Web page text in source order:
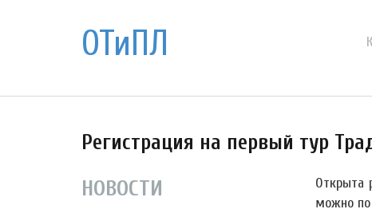
ОТиПЛ
Регистрация на первый тур
НОВОСТИ
Открыта
можно по